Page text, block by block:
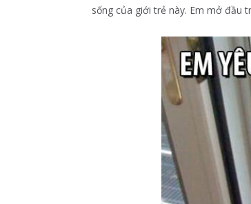
sống của giới trẻ này. Em mở đầu